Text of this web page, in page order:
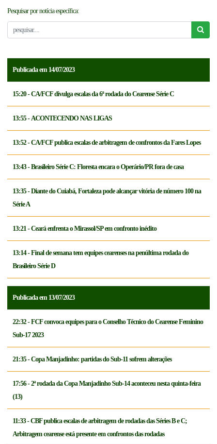
NOTICÍAS
CREDENCIAMENTO
Pesquisar por notícia específica:
Publicada em 14/07/2023
15:20 - CA/FCF divulga escalas da 6ª rodada do Cearense Série C
13:55 - ACONTECENDO NAS LIGAS
13:52 - CA/FCF publica escalas de arbitragem de confrontos da Fares Lopes
13:43 - Brasileiro Série C: Floresta encara o Operário/PR fora de casa
13:35 - Diante do Cuiabá, Fortaleza pode alcançar vitória de número 100 na
Série A
13:21 - Ceará enfrenta o Mirassol/SP em confronto inédito
13:14 - Final de semana tem equipes cearenses na penúltima rodada do
Brasileiro Série D
Publicada em 13/07/2023
22:32 - FCF convoca equipes para o Conselho Técnico do Cearense Feminino
Sub-17 2023
21:35 - Copa Manjadinho: partidas do Sub-11 sofrem alterações
17:56 - 2ª rodada da Copa Manjadinho Sub-14 aconteceu nesta quinta-feira
(13)
11:33 - CBF publica escalas de arbitragem de rodadas das Séries B e C;
Arbitragem cearense está presente em confrontos das rodadas